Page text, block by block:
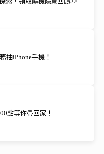
抽iPhone手機！
點等你帶回家！